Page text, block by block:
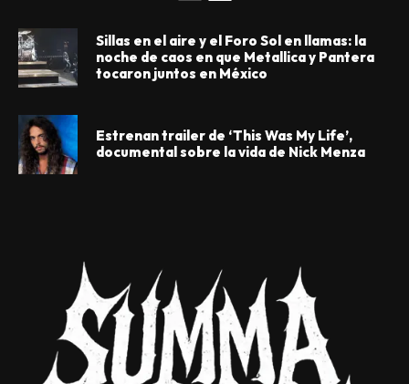
Sillas en el aire y el Foro Sol en llamas: la
noche de caos en que Metallica y Pantera
tocaron juntos en México
Estrenan trailer de ‘This Was My Life’,
documental sobre la vida de Nick Menza